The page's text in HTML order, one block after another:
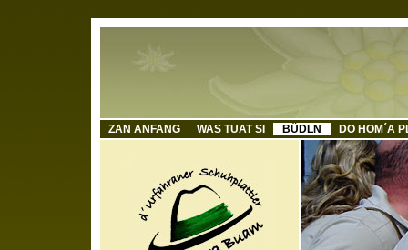
ZAN ANFANG WAS TUAT SI BÜDLN DO HOM´A